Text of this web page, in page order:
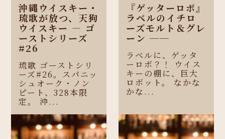
沖縄ウイスキー・
琉歌が放つ、天狗
ウイスキー ― ゴ
ーストシリーズ
#26
琉歌 ゴーストシリ
ーズ#26。スパニッ
シュオーク・ノン
ピート、328本限
定。 沖...
『ゲッターロボ』
ラベルのイチロ
ーズモルト＆グレ
ーン ──
ラベルに、ゲッタ
ーロボ？！ ウイス
キーの棚に、巨大
ロボット。 なかな
かな...